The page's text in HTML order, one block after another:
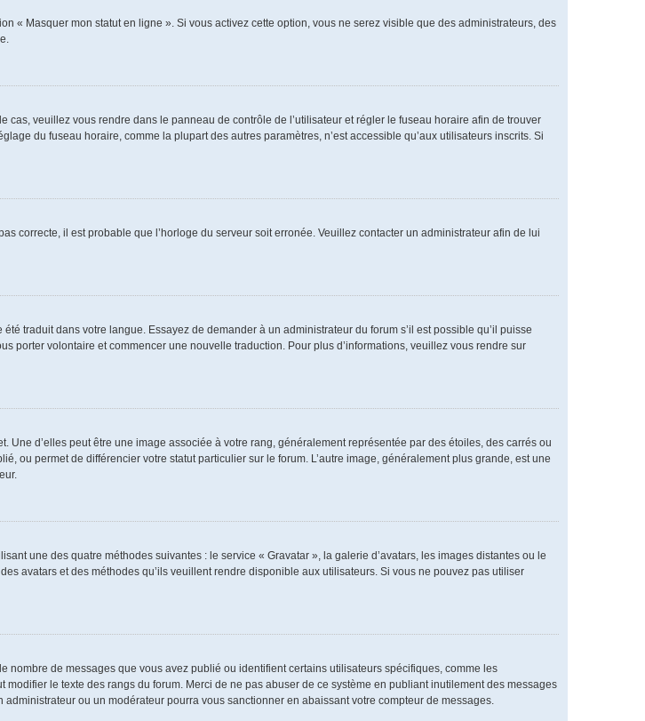
« Masquer mon statut en ligne ». Si vous activez cette option, vous ne serez visible que des administrateurs, des
cas, veuillez vous rendre dans le panneau de contrôle de l’utilisateur et régler le fuseau horaire afin de trouver
du fuseau horaire, comme la plupart des autres paramètres, n’est accessible qu’aux utilisateurs inscrits. Si
correcte, il est probable que l’horloge du serveur soit erronée. Veuillez contacter un administrateur afin de lui
traduit dans votre langue. Essayez de demander à un administrateur du forum s’il est possible qu’il puisse
porter volontaire et commencer une nouvelle traduction. Pour plus d’informations, veuillez vous rendre sur
d’elles peut être une image associée à votre rang, généralement représentée par des étoiles, des carrés ou
ou permet de différencier votre statut particulier sur le forum. L’autre image, généralement plus grande, est une
une des quatre méthodes suivantes : le service « Gravatar », la galerie d’avatars, les images distantes ou le
avatars et des méthodes qu’ils veuillent rendre disponible aux utilisateurs. Si vous ne pouvez pas utiliser
nombre de messages que vous avez publié ou identifient certains utilisateurs spécifiques, comme les
le texte des rangs du forum. Merci de ne pas abuser de ce système en publiant inutilement des messages
ou un modérateur pourra vous sanctionner en abaissant votre compteur de messages.